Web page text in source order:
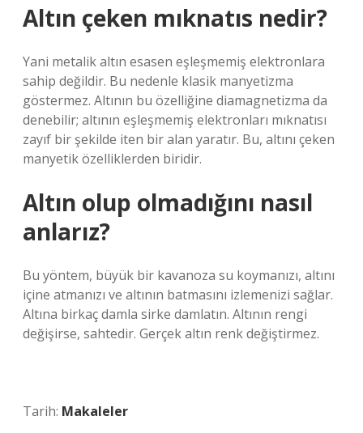
Altın çeken mıknatıs nedir?
Yani metalik altın esasen eşleşmemiş elektronlara
sahip değildir. Bu nedenle klasik manyetizma
göstermez. Altının bu özelliğine diamagnetizma da
denebilir; altının eşleşmemiş elektronları mıknatısı
zayıf bir şekilde iten bir alan yaratır. Bu, altını çeken
manyetik özelliklerden biridir.
Altın olup olmadığını nasıl
anlarız?
Bu yöntem, büyük bir kavanoza su koymanızı, altını
içine atmanızı ve altının batmasını izlemenizi sağlar.
Altına birkaç damla sirke damlatın. Altının rengi
değişirse, sahtedir. Gerçek altın renk değiştirmez.
Tarih: Makaleler